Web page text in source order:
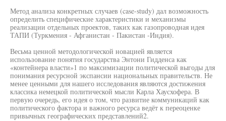
Метод анализа конкретных случаев (case-study) дал возможность
определить специфические характеристики и механизмы
реализации отдельных проектов, таких как газопроводная идея
ТАПИ (Туркмения - Афганистан - Пакистан -Индия).
Весьма ценной методологической новацией является
использование понятия государства Энтони Гидденса как
«контейнера власти»1 по максимизации политической выгоды для
понимания ресурсной экспансии национальных правительств. Не
менее ценными для нашего исследования являются достижения
классика немецкой политической мысли Карла Хаусхофера. В
первую очередь, его идея о том, что развитие коммуникаций как
политического фактора и важного ресурса ведёт к переоценке
привычных географических представлений2.